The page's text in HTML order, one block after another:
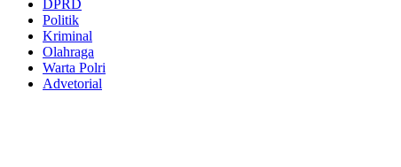
DPRD
Politik
Kriminal
Olahraga
Warta Polri
Advetorial